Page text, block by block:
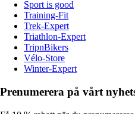
Sport is good
Training-Fit
Trek-Expert
Triathlon-Expert
TripnBikers
Vélo-Store
Winter-Expert
Prenumerera på vårt